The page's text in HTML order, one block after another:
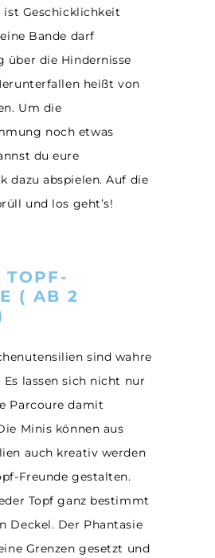
ist Geschicklichkeit
Bande darf
über die Hindernisse
heißt von
Um die
noch etwas
du eure
dazu abspielen. Auf die
und los geht’s!
TOPF-
( AB 2
sind wahre
Es lassen sich nicht nur
Parcoure damit
Minis können aus
auch kreativ werden
Freunde gestalten.
Topf ganz bestimmt
Deckel. Der Phantasie
Grenzen gesetzt und